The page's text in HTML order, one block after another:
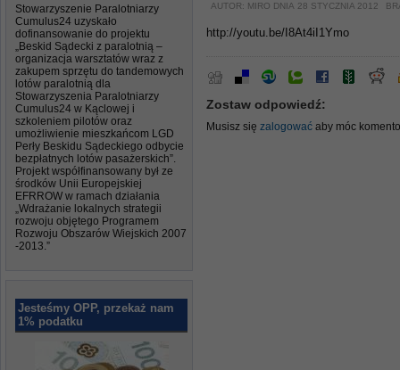
Stowarzyszenie Paralotniarzy
Cumulus24 uzyskało
dofinansowanie do projektu
„Beskid Sądecki z paralotnią –
organizacja warsztatów wraz z
zakupem sprzętu do tandemowych
lotów paralotnią dla
Stowarzyszenia Paralotniarzy
Cumulus24 w Kąclowej i
szkoleniem pilotów oraz
umożliwienie mieszkańcom LGD
Perły Beskidu Sądeckiego odbycie
bezpłatnych lotów pasażerskich”.
Projekt współfinansowany był ze
środków Unii Europejskiej
EFRROW w ramach działania
„Wdrażanie lokalnych strategii
rozwoju objętego Programem
Rozwoju Obszarów Wiejskich 2007
-2013.”
Jesteśmy OPP, przekaż nam
1% podatku
AUTOR: MIRO DNIA 28 STYCZNIA 2012
http://youtu.be/I8At4iI1Ymo
Zostaw odpowiedź:
Musisz się zalogować aby móc